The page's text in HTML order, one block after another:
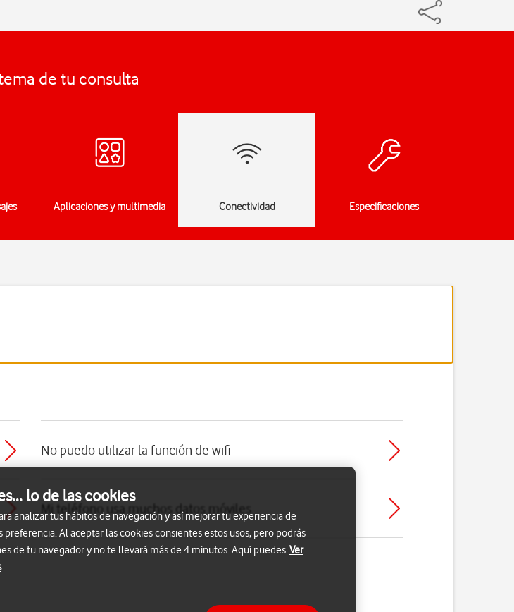
de tu consulta
Aplicaciones y multimedia Conectividad Especificaciones
No puedo utilizar la función de wifi
Mi teléfono usa muchos datos móviles
lo de las cookies
analizar tus hábitos de navegación y así mejorar tu experiencia de
Al aceptar las cookies consientes estos usos, pero podrás
de tu navegador y no te llevará más de 4 minutos. Aquí puedes Ver